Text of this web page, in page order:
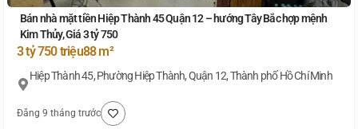
Bán nhà mặt tiền Hiệp Thành 45 Quận 12 – hướng Tây Bắc hợp mệnh
Kim Thủy, Giá 3 tỷ 750
3 tỷ 750 triệu88 m²
Hiệp Thành 45, Phường Hiệp Thành, Quận 12, Thành phố Hồ Chí Minh
Đăng 9 tháng trước